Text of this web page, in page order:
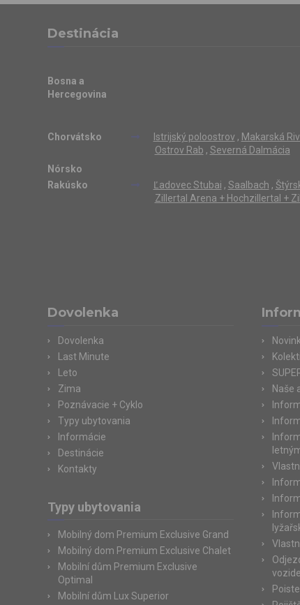
Destinácia
Bosna a
Hercegovina
Chorvátsko
Istrijský poloostrov , Makarská
Ostrov Rab , Severná Dalmácia
Nórsko
Rakúsko
Ľadovec Stubai , Saalbach ,
Zillertal Arena + Hochzillertal +
Dovolenka
Dovolenka
Last Minute
Leto
Zima
Poznávacie + Cyklo
Typy ubytovania
Informácie
Destinácie
Kontakty
Typy ubytovania
Mobilný dom Premium Exclusive Grand
Mobilný dom Premium Exclusive Chalet
Mobilní dům Premium Exclusive
Optimal
Mobilní dům Lux Superior
Naše